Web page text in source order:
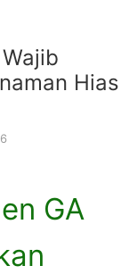
Hias
GA